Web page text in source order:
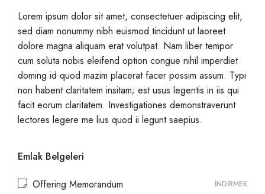
Lorem ipsum dolor sit amet, consectetuer adipiscing elit,
sed diam nonummy nibh euismod tincidunt ut laoreet
dolore magna aliquam erat volutpat. Nam liber tempor
cum soluta nobis eleifend option congue nihil imperdiet
doming id quod mazim placerat facer possim assum. Typi
non habent claritatem insitam; est usus legentis in iis qui
facit eorum claritatem. Investigationes demonstraverunt
lectores legere me lius quod ii legunt saepius.
Emlak Belgeleri
Offering Memorandum İNDIRMEK